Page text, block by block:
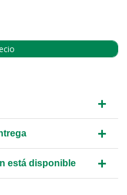
+
+
está disponible +